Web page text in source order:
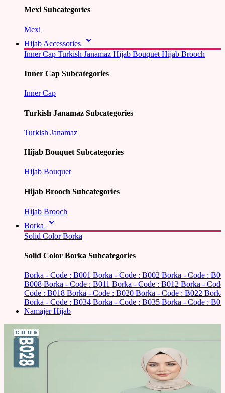
Mexi Subcategories
Mexi
Hijab Accessories
Inner Cap Turkish Janamaz Hijab Bouquet Hijab Brooch
Inner Cap Subcategories
Inner Cap
Turkish Janamaz Subcategories
Turkish Janamaz
Hijab Bouquet Subcategories
Hijab Bouquet
Hijab Brooch Subcategories
Hijab Brooch
Borka
Solid Color Borka
Solid Color Borka Subcategories
Borka - Code : B001 Borka - Code : B002 Borka - Code :
B008 Borka - Code : B011 Borka - Code : B012 Borka -
Code : B018 Borka - Code : B020 Borka - Code : B022
Borka - Code : B034 Borka - Code : B035 Borka - Code :
Namajer Hijab